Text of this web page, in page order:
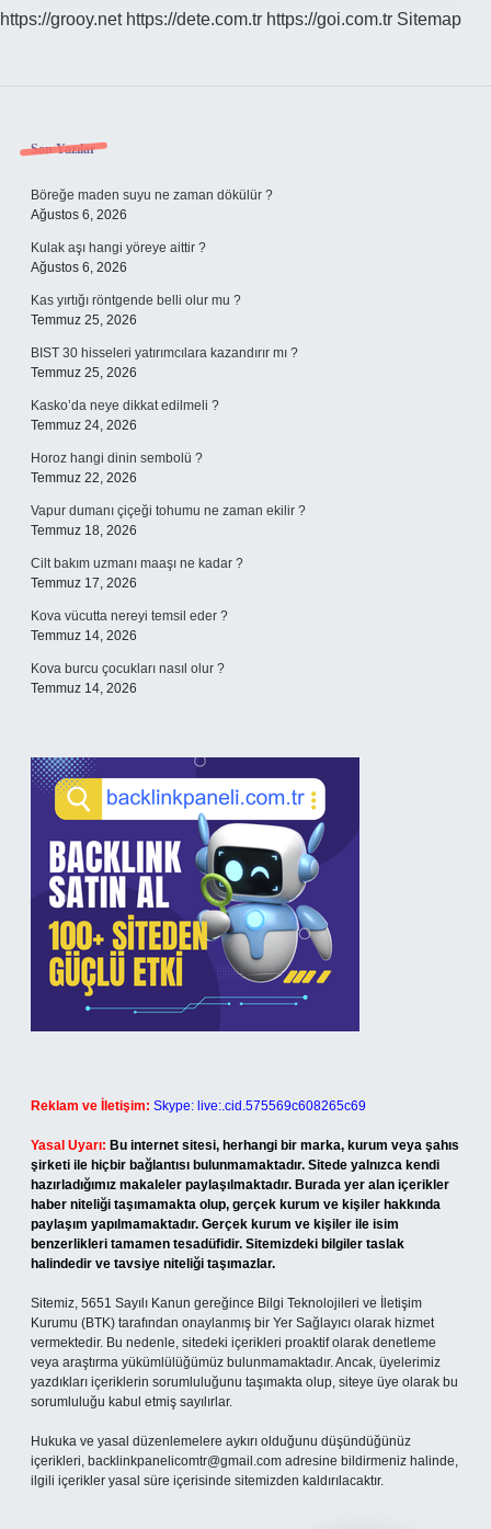
https://grooy.net https://dete.com.tr https://goi.com.tr Sitemap
Sidebar
Son Yazılar
Böreğe maden suyu ne zaman dökülür ?
Ağustos 6, 2026
Kulak aşı hangi yöreye aittir ?
Ağustos 6, 2026
Kas yırtığı röntgende belli olur mu ?
Temmuz 25, 2026
BIST 30 hisseleri yatırımcılara kazandırır mı ?
Temmuz 25, 2026
Kasko’da neye dikkat edilmeli ?
Temmuz 24, 2026
Horoz hangi dinin sembolü ?
Temmuz 22, 2026
Vapur dumanı çiçeği tohumu ne zaman ekilir ?
Temmuz 18, 2026
Cilt bakım uzmanı maaşı ne kadar ?
Temmuz 17, 2026
Kova vücutta nereyi temsil eder ?
Temmuz 14, 2026
Kova burcu çocukları nasıl olur ?
Temmuz 14, 2026
Reklam ve İletişim: Skype: live:.cid.575569c608265c69
Yasal Uyarı: Bu internet sitesi, herhangi bir marka, kurum veya şahıs
şirketi ile hiçbir bağlantısı bulunmamaktadır. Sitede yalnızca kendi
hazırladığımız makaleler paylaşılmaktadır. Burada yer alan içerikler
haber niteliği taşımamakta olup, gerçek kurum ve kişiler hakkında
paylaşım yapılmamaktadır. Gerçek kurum ve kişiler ile isim
benzerlikleri tamamen tesadüfidir. Sitemizdeki bilgiler taslak
halindedir ve tavsiye niteliği taşımazlar.
Sitemiz, 5651 Sayılı Kanun gereğince Bilgi Teknolojileri ve İletişim
Kurumu (BTK) tarafından onaylanmış bir Yer Sağlayıcı olarak hizmet
vermektedir. Bu nedenle, sitedeki içerikleri proaktif olarak denetleme
veya araştırma yükümlülüğümüz bulunmamaktadır. Ancak, üyelerimiz
yazdıkları içeriklerin sorumluluğunu taşımakta olup, siteye üye olarak bu
sorumluluğu kabul etmiş sayılırlar.
Hukuka ve yasal düzenlemelere aykırı olduğunu düşündüğünüz
içerikleri, backlinkpanelicomtr@gmail.com adresine bildirmeniz halinde,
ilgili içerikler yasal süre içerisinde sitemizden kaldırılacaktır.